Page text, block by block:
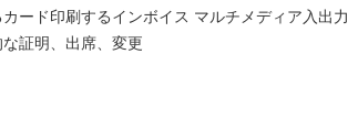
カード印刷するインボイス マルチメディア入出力
証明、出席、変更